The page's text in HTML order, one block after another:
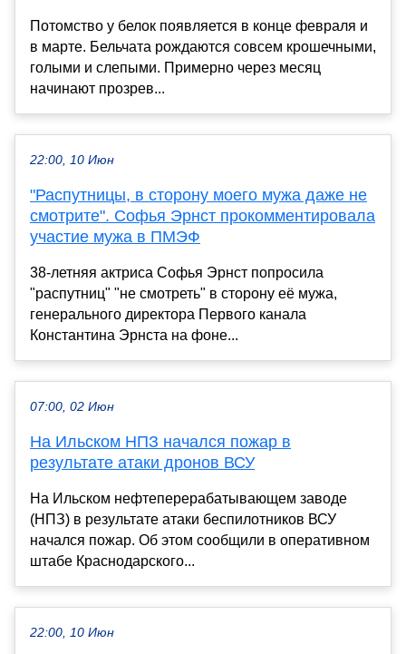
Потомство у белок появляется в конце февраля и
в марте. Бельчата рождаются совсем крошечными,
голыми и слепыми. Примерно через месяц
начинают прозрев...
22:00, 10 Июн
"Распутницы, в сторону моего мужа даже не
смотрите". Софья Эрнст прокомментировала
участие мужа в ПМЭФ
38-летняя актриса Софья Эрнст попросила
"распутниц" "не смотреть" в сторону её мужа,
генерального директора Первого канала
Константина Эрнста на фоне...
07:00, 02 Июн
На Ильском НПЗ начался пожар в
результате атаки дронов ВСУ
На Ильском нефтеперерабатывающем заводе
(НПЗ) в результате атаки беспилотников ВСУ
начался пожар. Об этом сообщили в оперативном
штабе Краснодарского...
22:00, 10 Июн